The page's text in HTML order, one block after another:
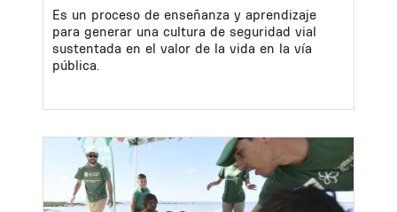
Es un proceso de enseñanza y aprendizaje
para generar una cultura de seguridad vial
sustentada en el valor de la vida en la vía
pública.
Image